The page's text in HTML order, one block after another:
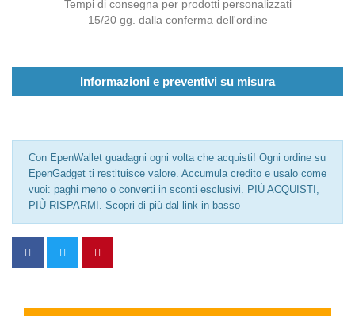
Tempi di consegna per prodotti personalizzati
15/20 gg. dalla conferma dell'ordine
Informazioni e preventivi su misura
Con EpenWallet guadagni ogni volta che acquisti! Ogni ordine su
EpenGadget ti restituisce valore. Accumula credito e usalo come
vuoi: paghi meno o converti in sconti esclusivi. PIÙ ACQUISTI,
PIÙ RISPARMI. Scopri di più dal link in basso